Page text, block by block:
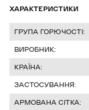
ХАРАКТЕРИСТИКИ
ГРУПА ГОРЮЧОСТІ:
ВИРОБНИК:
КРАЇНА:
ЗАСТОСУВАННЯ:
АРМОВАНА СІТКА: